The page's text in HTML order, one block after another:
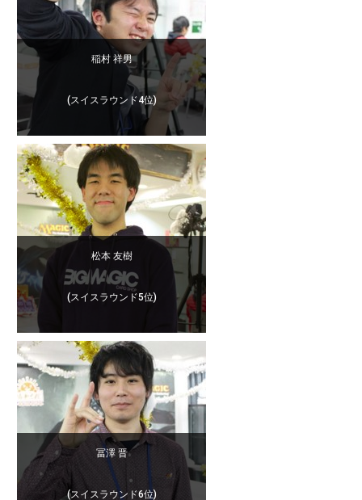
稲村 祥男
(スイスラウンド4位)
松本 友樹
(スイスラウンド5位)
冨澤 晋
(スイスラウンド6位)